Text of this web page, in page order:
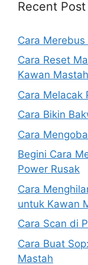
Recent Post
Cara
Cara Reset
Kawan Mastah
Cara Melacak
Cara Bikin
Cara
Begini Cara
Power Rusak
Cara
untuk Kawan
Cara Scan di
Cara Buat
Mastah